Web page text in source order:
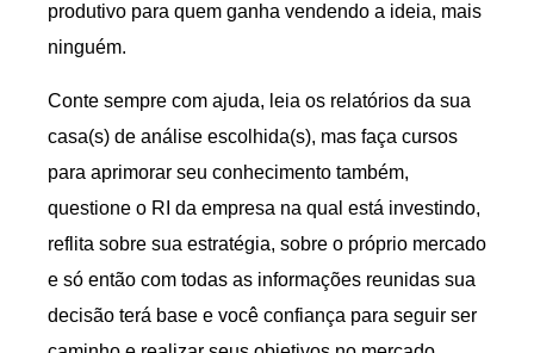
produtivo para quem ganha vendendo a ideia, mais
ninguém.
Conte sempre com ajuda, leia os relatórios da sua
casa(s) de análise escolhida(s), mas faça cursos
para aprimorar seu conhecimento também,
questione o RI da empresa na qual está investindo,
reflita sobre sua estratégia, sobre o próprio mercado
e só então com todas as informações reunidas sua
decisão terá base e você confiança para seguir ser